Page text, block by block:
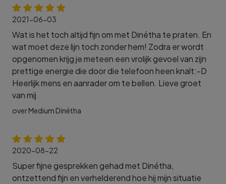
2021-06-03
Wat is het toch altijd fijn om met Dinétha te praten. En
wat moet deze lijn toch zonder hem! Zodra er wordt
opgenomen krijg je meteen een vrolijk gevoel van zijn
prettige energie die door die telefoon heen knalt:-D
Heerlijk mens en aanrader om te bellen. Lieve groet
van mij
over Medium Dinétha
2020-08-22
Super fijne gesprekken gehad met Dinétha,
ontzettend fijn en verhelderend hoe hij mijn situatie